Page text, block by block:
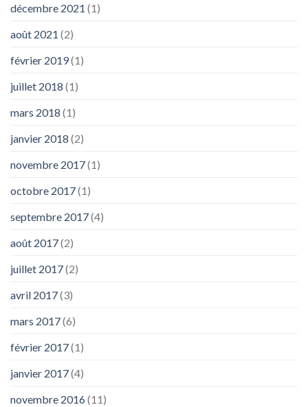
décembre 2021 (1)
août 2021 (2)
février 2019(1)
juillet 2018 (1)
mars 2018 (1)
janvier 2018 (2)
novembre 2017(1)
octobre 2017(1)
septembre 2017(4)
août 2017(2)
juillet 2017(2)
avril 2017(3)
mars 2017(6)
février 2017(1)
janvier 2017(4)
novembre 2016(11)